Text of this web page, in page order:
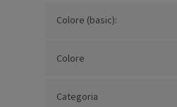
Colore (basic):
Colore
Categoria